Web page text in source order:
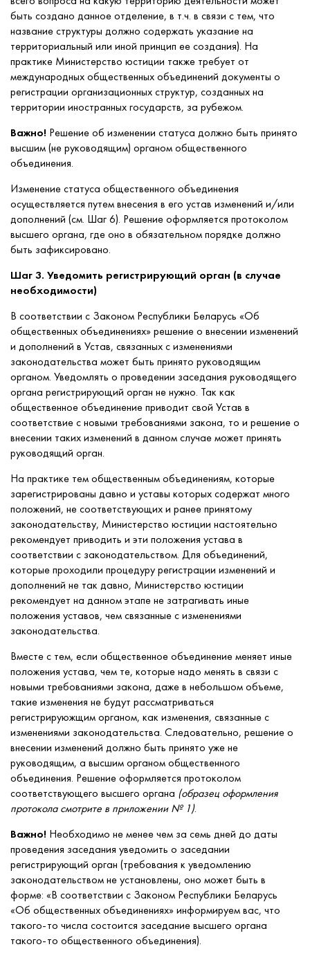
быть создано данное отделение, в т.ч. в связи с тем, что
название структуры должно содержать указание на
территориальный или иной принцип ее создания). На
практике Министерство юстиции также требует от
международных общественных объединений документы о
регистрации организационных структур, созданных на
территории иностранных государств, за рубежом.
Важно! Решение об изменении статуса должно быть принято
высшим (не руководящим) органом общественного
объединения.
Изменение статуса общественного объединения
осуществляется путем внесения в его устав изменений и/или
дополнений (см. Шаг 6). Решение оформляется протоколом
высшего органа, где оно в обязательном порядке должно
быть зафиксировано.
Шаг 3. Уведомить регистрирующий орган (в случае
необходимости)
В соответствии с Законом Республики Беларусь «Об
общественных объединениях» решение о внесении изменений
и дополнений в Устав, связанных с изменениями
законодательства может быть принято руководящим
органом. Уведомлять о проведении заседания руководящего
органа регистрирующий орган не нужно. Так как
общественное объединение приводит свой Устав в
соответствие с новыми требованиями закона, то и решение о
внесении таких изменений в данном случае может принять
руководящий орган.
На практике тем общественным объединениям, которые
зарегистрированы давно и уставы которых содержат много
положений, не соответствующих и ранее принятому
законодательству, Министерство юстиции настоятельно
рекомендует приводить и эти положения устава в
соответствии с законодательством. Для объединений,
которые проходили процедуру регистрации изменений и
дополнений не так давно, Министерство юстиции
рекомендует на данном этапе не затрагивать иные
положения уставов, чем связанные с изменениями
законодательства.
Вместе с тем, если общественное объединение меняет иные
положения устава, чем те, которые надо менять в связи с
новыми требованиями закона, даже в небольшом объеме,
такие изменения не будут рассматриваться
регистрируюжщим органом, как изменения, связанные с
изменениями законодательства. Следовательно, решение о
внесении изменений должно быть принято уже не
руководящим, а высшим органом общественного
объединения. Решение оформляется протоколом
соответствующего высшего органа (образец оформления
протокола смотрите в приложении № 1).
Важно! Необходимо не менее чем за семь дней до даты
проведения заседания уведомить о заседании
регистрирующий орган (требования к уведомлению
законодательством не установлены, оно может быть в
форме: «В соответствии с Законом Республики Беларусь
«Об общественных объединениях» информируем вас, что
такого-то числа состоится заседание высшего органа
такого-то общественного объединения).